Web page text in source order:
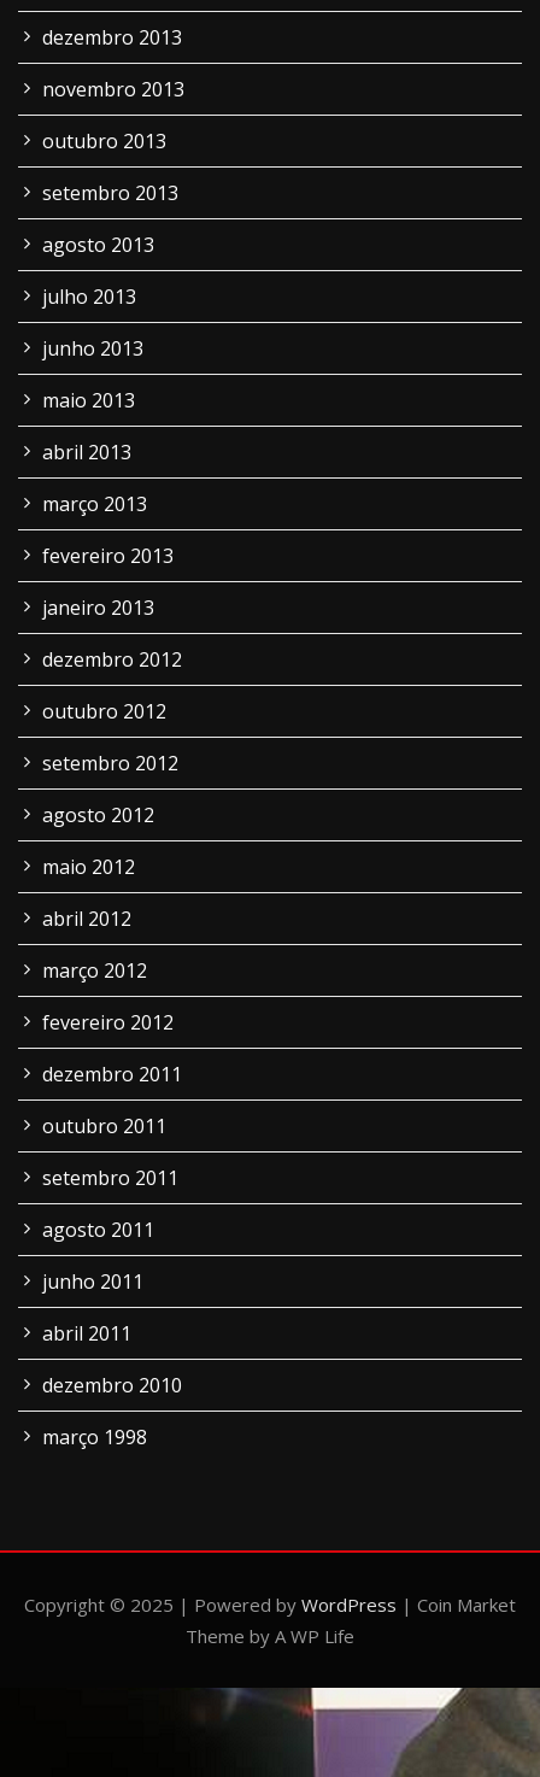
dezembro 2013
novembro 2013
outubro 2013
setembro 2013
agosto 2013
julho 2013
junho 2013
maio 2013
abril 2013
março 2013
fevereiro 2013
janeiro 2013
dezembro 2012
outubro 2012
setembro 2012
agosto 2012
maio 2012
abril 2012
março 2012
fevereiro 2012
dezembro 2011
outubro 2011
setembro 2011
agosto 2011
junho 2011
abril 2011
dezembro 2010
março 1998
Copyright © 2025 | Powered by WordPress | Coin Market
Theme by A WP Life